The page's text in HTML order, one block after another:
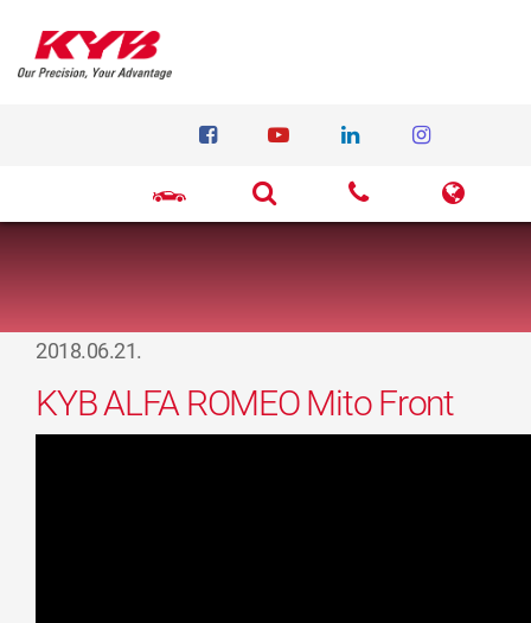
2018.06.21.
KYB ALFA ROMEO Mito Front